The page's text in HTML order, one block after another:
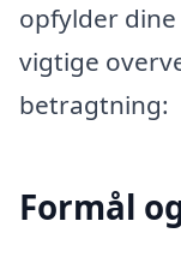
opfylder
vigtige
betragtning:
Formål